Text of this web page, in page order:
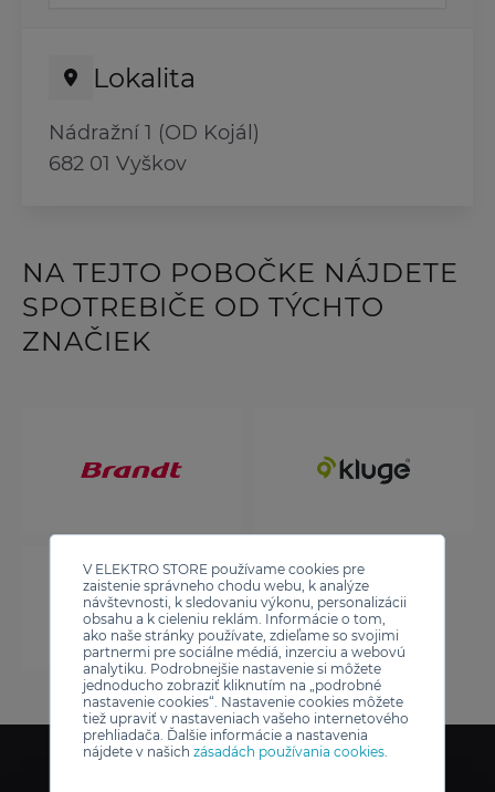
V ELEKTRO STORE používame cookies pre
zaistenie správneho chodu webu, k analýze
návštevnosti, k sledovaniu výkonu, personalizácii
obsahu a k cieleniu reklám. Informácie o tom,
ako naše stránky používate, zdieľame so svojimi
partnermi pre sociálne médiá, inzerciu a webovú
analytiku. Podrobnejšie nastavenie si môžete
jednoducho zobraziť kliknutím na „podrobné
nastavenie cookies“. Nastavenie cookies môžete
tiež upraviť v nastaveniach vašeho internetového
prehliadača. Ďalšie informácie a nastavenia
nájdete v našich zásadách používania cookies.
Lokalita
Nádražní 1 (OD Kojál)
682 01 Vyškov
NA TEJTO POBOČKE NÁJDETE
SPOTREBIČE OD TÝCHTO
ZNAČIEK